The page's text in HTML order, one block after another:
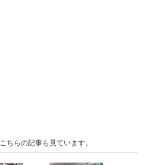
ちらの記事も見ています。